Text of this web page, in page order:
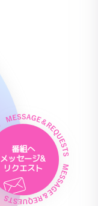
番組へ
メッセージ&
リクエスト